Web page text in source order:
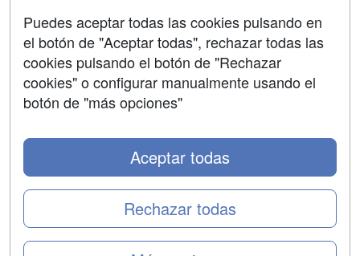
Grupo formazion:
Copyright 2000-2026 Formazion Web, S.L. - Calle
Puedes aceptar todas las cookies pulsando en
el botón de "Aceptar todas", rechazar todas las
cookies pulsando el botón de "Rechazar
cookies" o configurar manualmente usando el
botón de "más opciones"
Rechazar todas
Aceptar todas